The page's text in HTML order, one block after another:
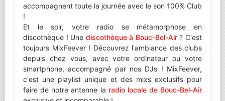
accompagnent toute la journée avec le son 100% Club
!
Et le soir, votre radio se métamorphose en
discothèque ! Une discothèque à Bouc-Bel-Air? C'est
toujours MixFeever ! Découvrez l'ambiance des clubs
depuis chez vous, avec votre ordinateur ou votre
smartphone, accompagné par nos DJs ! MixFeever,
c'est une playlist unique et des mixs exclusifs pour
faire de notre antenne la radio locale de Bouc-Bel-Air